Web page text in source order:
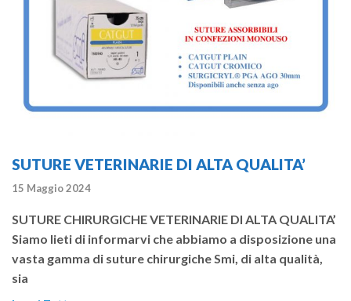
SUTURE VETERINARIE DI ALTA QUALITA’
15 Maggio 2024
SUTURE CHIRURGICHE VETERINARIE DI ALTA QUALITA’
Siamo lieti di informarvi che abbiamo a disposizione una
vasta gamma di suture chirurgiche Smi, di alta qualità,
sia